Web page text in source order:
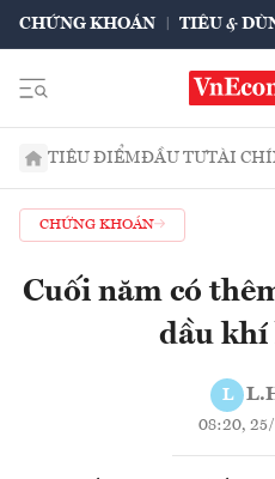
CHỨNG KHOÁN TIÊU &
TIÊU ĐIỂMĐẦU TƯTÀI
CHỨNG KHOÁN
Cuối năm có
dầu khí
L
08:20,